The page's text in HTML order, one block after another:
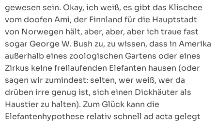
gewesen sein. Okay, ich weiß, es gibt das Klischee
vom doofen Ami, der Finnland für die Hauptstadt
von Norwegen hält, aber, aber, aber ich traue fast
sogar George W. Bush zu, zu wissen, dass in Amerika
außerhalb eines zoologischen Gartens oder eines
Zirkus keine freilaufenden Elefanten hausen (oder
sagen wir zumindest: selten, wer weiß, wer da
drüben irre genug ist, sich einen Dickhäuter als
Haustier zu halten). Zum Glück kann die
Elefantenhypothese relativ schnell ad acta gelegt